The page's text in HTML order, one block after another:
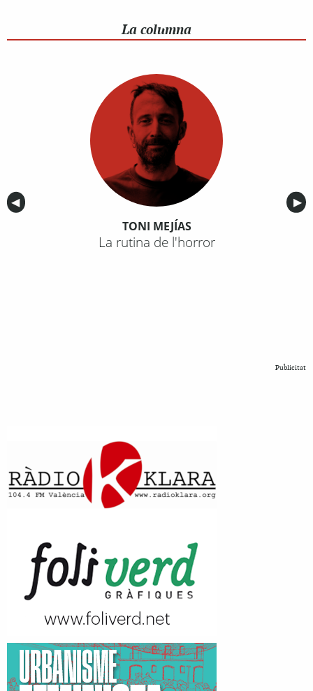
La columna
Anterior
◀︎ ▶︎
TONI MEJÍAS
La rutina de l'horror
Publicitat